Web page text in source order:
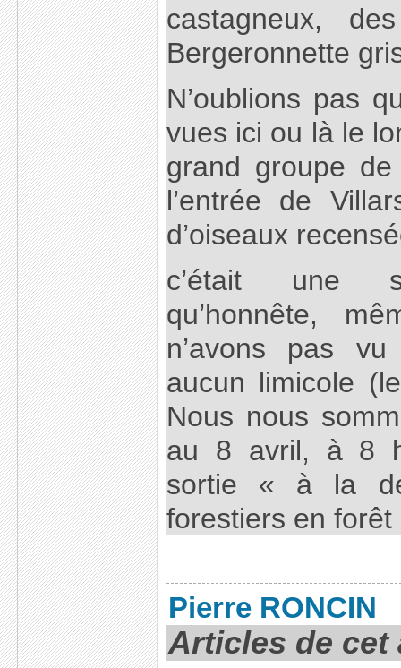
castagneux,
Bergeronnette
N’oublions pas
vues ici ou là le
grand groupe
l’entrée de
d’oiseaux
c’était une
qu’honnête,
n’avons pas
aucun limicole
Nous nous
au 8 avril, à 8
sortie « à la
forestiers en forêt
Pierre RONCIN
Articles de cet